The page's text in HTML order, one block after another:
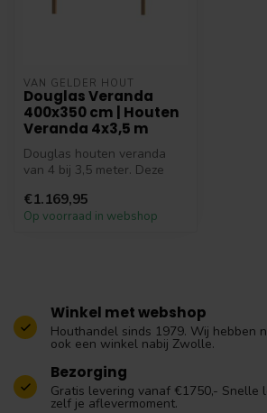
VAN GELDER HOUT
Douglas Veranda
400x350 cm | Houten
Veranda 4x3,5 m
Douglas houten veranda
van 4 bij 3,5 meter. Deze
en st...
€1.169,95
Op voorraad in webshop
Winkel met webshop
Houthandel sinds 1979. Wij hebben
ook een winkel nabij Zwolle.
Bezorging
Gratis levering vanaf €1750,- Snelle
zelf je aflevermoment.